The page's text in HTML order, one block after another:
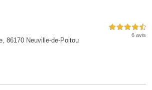
86170 Neuville-de-Poitou
4,5 étoiles sur 5
6 avis